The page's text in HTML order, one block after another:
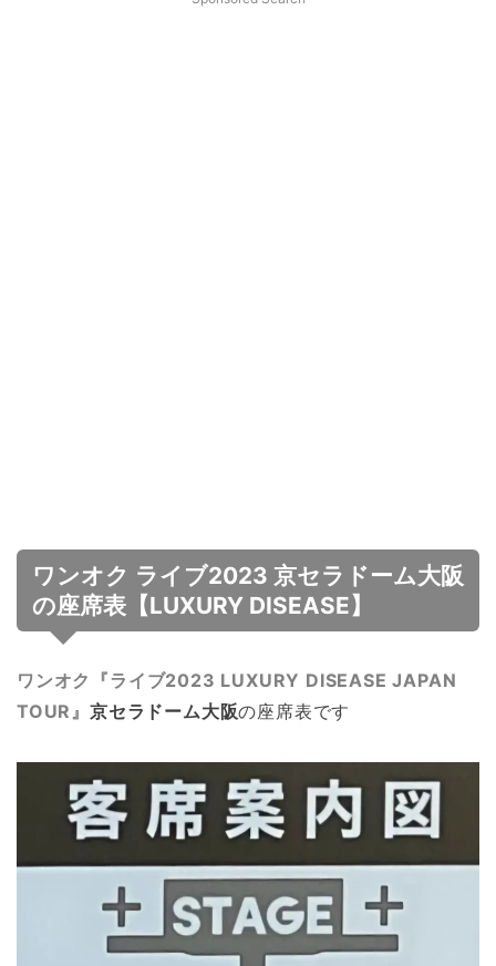
ワンオク ライブ2023 京セラドーム大阪
の座席表【LUXURY DISEASE】
ワンオク『ライブ2023 LUXURY DISEASE JAPAN
TOUR』 京セラドーム大阪の座席表です